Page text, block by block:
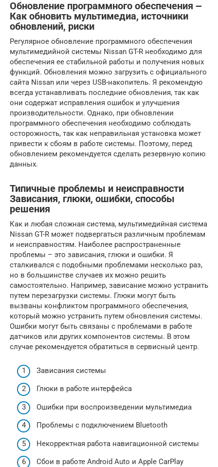
Обновление программного обеспечения ౼
Как обновить мультимедиа, источники
обновлений, риски
Регулярное обновление программного обеспечения
мультимедийной системы Nissan GT-R необходимо для
обеспечения ее стабильной работы и получения новых
функций. Обновления можно загрузить с официального
сайта Nissan или через USB-накопитель. Я рекомендую
всегда устанавливать последние обновления, так как
они содержат исправления ошибок и улучшения
производительности. Однако, при обновлении
программного обеспечения необходимо соблюдать
осторожность, так как неправильная установка может
привести к сбоям в работе системы. Поэтому, перед
обновлением рекомендуется сделать резервную копию
данных.
Типичные проблемы и неисправности
Зависания, глюки, ошибки, способы
решения
Как и любая сложная система, мультимедийная система
Nissan GT-R может подвергаться различным проблемам
и неисправностям. Наиболее распространенные
проблемы – это зависания, глюки и ошибки. Я
сталкивался с подобными проблемами несколько раз,
но в большинстве случаев их можно решить
самостоятельно. Например, зависание можно устранить
путем перезагрузки системы. Глюки могут быть
вызваны конфликтом программного обеспечения,
который можно устранить путем обновления системы.
Ошибки могут быть связаны с проблемами в работе
датчиков или других компонентов системы. В этом
случае рекомендуется обратиться в сервисный центр.
Зависания системы
Глюки в работе интерфейса
Ошибки при воспроизведении мультимедиа
Проблемы с подключением Bluetooth
Некорректная работа навигационной системы
Сбои в работе Android Auto и Apple CarPlay